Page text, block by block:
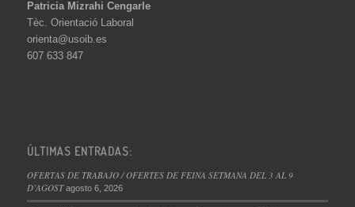
Patricia Mizrahi Cengarle
Tèc. Orientació Laboral
orienta@usoib.es
607 633 847
ÚLTIMAS ENTRADAS:
OFERTAS DE TRABAJO / OFERTES DE FEINA SETMANA DEL 3 AL 9
D’AGOST agosto 6, 2026